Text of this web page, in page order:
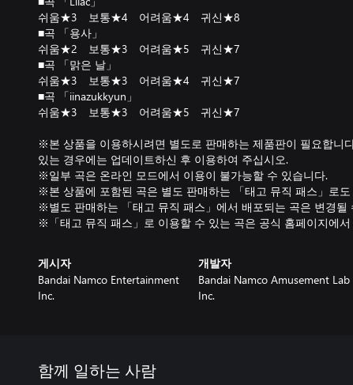
쉬움★3 보통★4 어려움★4 귀신★8
■곡 「용사」
쉬움★2 보통★3 어려움★5 귀신★7
■곡 「맑은 날」
쉬움★3 보통★3 어려움★4 귀신★7
■곡 「iinazukkyun」
쉬움★3 보통★3 어려움★5 귀신★7
※본 상품을 이용하시려면 별도로 판매하는 제품판이 필요합니
있는 경우에는 업데이트하신 후 이용하여 주십시오.
※일부 곡은 온라인 모드에서 이용이 불가능할 수 있습니다.
※본 상품에 포함된 곡은 별도 판매하는 「태고 뮤직 패스」로
※별도 판매하는 「태고 뮤직 패스」에서 배포되는 곡은 변경될
※「태고 뮤직 패스」로 이용할 수 있는 곡은 공식 홈페이지에
게시자
Bandai Namco Entertainment
Inc.
개발자
Bandai Namco Amusement Lab
Inc.
함께 일하는 사람